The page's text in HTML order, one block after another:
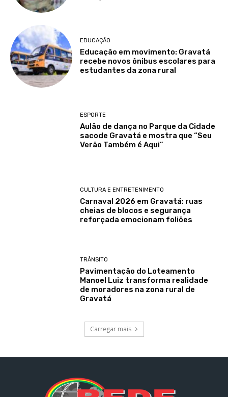
EDUCAÇÃO
Educação em movimento: Gravatá
recebe novos ônibus escolares para
estudantes da zona rural
ESPORTE
Aulão de dança no Parque da Cidade
sacode Gravatá e mostra que “Seu
Verão Também é Aqui”
CULTURA E ENTRETENIMENTO
Carnaval 2026 em Gravatá: ruas
cheias de blocos e segurança
reforçada emocionam foliões
TRÂNSITO
Pavimentação do Loteamento
Manoel Luiz transforma realidade
de moradores na zona rural de
Gravatá
Carregar mais